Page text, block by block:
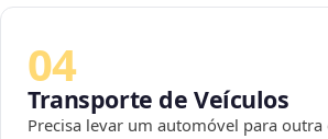
04
Transporte de Veículos
Precisa levar um automóvel para outra